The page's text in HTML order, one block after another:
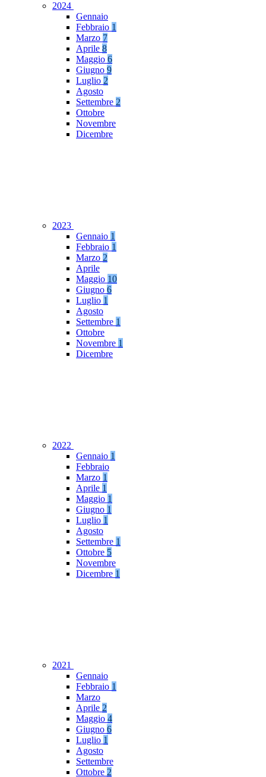
2024
Gennaio
Febbraio 1
Marzo 7
Aprile 8
Maggio 6
Giugno 9
Luglio 2
Agosto
Settembre 2
Ottobre
Novembre
Dicembre
2023
Gennaio 1
Febbraio 1
Marzo 2
Aprile
Maggio 10
Giugno 6
Luglio 1
Agosto
Settembre 1
Ottobre
Novembre 1
Dicembre
2022
Gennaio 1
Febbraio
Marzo 1
Aprile 1
Maggio 1
Giugno 1
Luglio 1
Agosto
Settembre 1
Ottobre 5
Novembre
Dicembre 1
2021
Gennaio
Febbraio 1
Marzo
Aprile 2
Maggio 4
Giugno 6
Luglio 1
Agosto
Settembre
Ottobre 2